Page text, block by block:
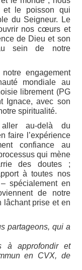
et le poisson qui
du Seigneur. Le
nos cœurs et
de Dieu et son
sein de notre
engagement
mondiale au
librement (PG
Ignace, avec son
spiritualité.
au-delà du
faire l’expérience
confiance au
qui mène
des doutes ;
à toutes nos
spécialement en
de notre
lâchant prise et en
partageons, qui a
à approfondir et
en CVX, de